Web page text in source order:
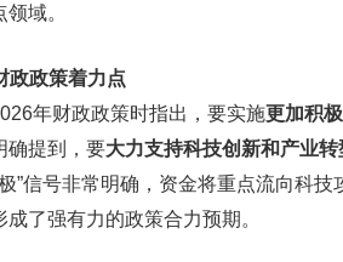
域。
政政策着力点
年财政政策时指出，要实施更加积
确提到，要大力支持科技创新和产业
”信号非常明确，资金将重点流向科
了强有力的政策合力预期。